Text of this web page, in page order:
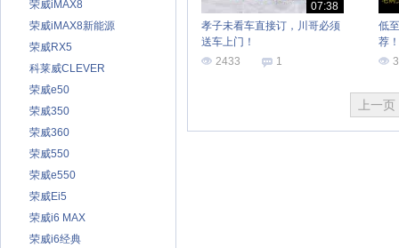
荣威iMAX8
荣威iMAX8新能源
荣威RX5
科莱威CLEVER
荣威e50
荣威350
荣威360
荣威550
荣威e550
荣威Ei5
荣威i6 MAX
荣威i6经典
07:38
孝子未看车直接订，川哥必须
送车上门！
2433
1
低
荐
降
上一页